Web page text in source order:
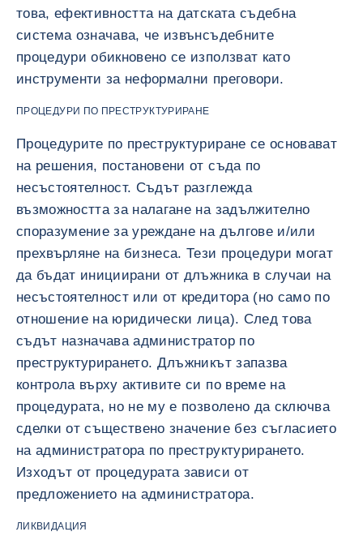
това, ефективността на датската съдебна
система означава, че извънсъдебните
процедури обикновено се използват като
инструменти за неформални преговори.
ПРОЦЕДУРИ ПО ПРЕСТРУКТУРИРАНЕ
Процедурите по преструктуриране се основават
на решения, постановени от съда по
несъстоятелност. Съдът разглежда
възможността за налагане на задължително
споразумение за уреждане на дългове и/или
прехвърляне на бизнеса. Тези процедури могат
да бъдат инициирани от длъжника в случаи на
несъстоятелност или от кредитора (но само по
отношение на юридически лица). След това
съдът назначава администратор по
преструктурирането. Длъжникът запазва
контрола върху активите си по време на
процедурата, но не му е позволено да сключва
сделки от съществено значение без съгласието
на администратора по преструктурирането.
Изходът от процедурата зависи от
предложението на администратора.
ЛИКВИДАЦИЯ